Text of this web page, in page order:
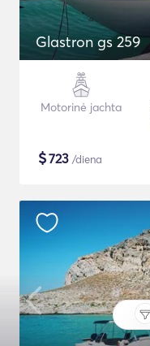
Glastron gs 259
Motorinė jachta
$723 /diena